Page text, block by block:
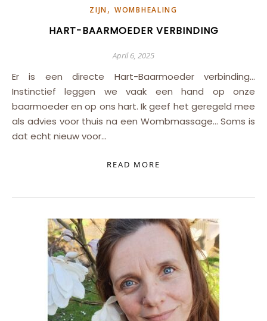
ZIJN,WOMBHEALING
HART-BAARMOEDER VERBINDING
April 6, 2025
Er is een directe Hart-Baarmoeder verbinding…
Instinctief leggen we vaak een hand op onze
baarmoeder en op ons hart. Ik geef het geregeld mee
als advies voor thuis na een Wombmassage… Soms is
dat echt nieuw voor…
READ MORE